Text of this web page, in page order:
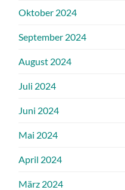
Oktober 2024
September 2024
August 2024
Juli 2024
Juni 2024
Mai 2024
April 2024
März 2024